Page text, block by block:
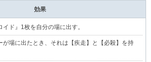
効果
イド』1枚を自分の場に出す。
が場に出たとき、それは【疾走】と【必殺】を持